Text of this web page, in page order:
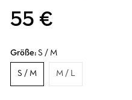
55 €
Größe: S / M
S / M M / L